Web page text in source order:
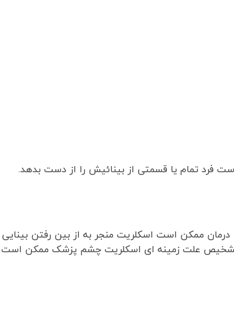
فرد تمام یا قسمتی از بینائیش را از دست بدهد.
درمان ممکن است اسکلریت منجر به از بین رفتن
علت زمینه ای اسکلریت چشم پزشک ممکن است